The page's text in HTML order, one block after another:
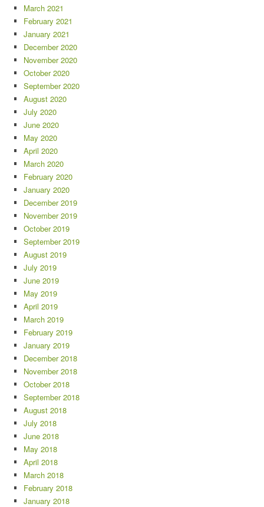
March 2021
February 2021
January 2021
December 2020
November 2020
October 2020
September 2020
August 2020
July 2020
June 2020
May 2020
April 2020
March 2020
February 2020
January 2020
December 2019
November 2019
October 2019
September 2019
August 2019
July 2019
June 2019
May 2019
April 2019
March 2019
February 2019
January 2019
December 2018
November 2018
October 2018
September 2018
August 2018
July 2018
June 2018
May 2018
April 2018
March 2018
February 2018
January 2018